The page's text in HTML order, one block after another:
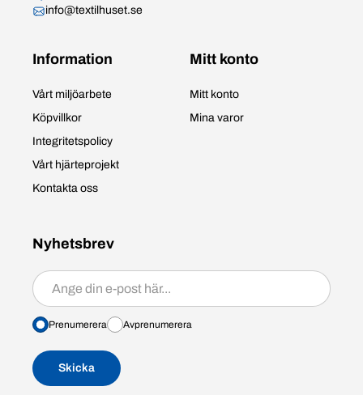
info@textilhuset.se
Information
Vårt miljöarbete
Köpvillkor
Integritetspolicy
Vårt hjärteprojekt
Kontakta oss
Mitt konto
Mitt konto
Mina varor
Nyhetsbrev
Prenumerera/avprenumerera
Prenumerera Avprenumerera
Skicka